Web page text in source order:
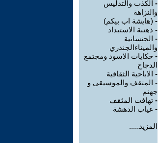
- الكذب والتدليس
والنزاهة
- (هايشة اب بيكم)
- ذهنبة الاستبداد
- الجنسانية
والميناءالجندري
- حكايات الاسود ومجتمع
الدجاح
- الاباحية الثقافية
- المتقف والموسيقى و
جهنم
- تهافت المثقف
- غياب الدهشة
المزيد.....